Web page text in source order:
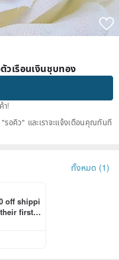
วเรือนเงินชุบทอง
า!
คิว" และเราจะแจ้งเตือนคุณทันที
ทั้งหมด (1)
off shippi
first P